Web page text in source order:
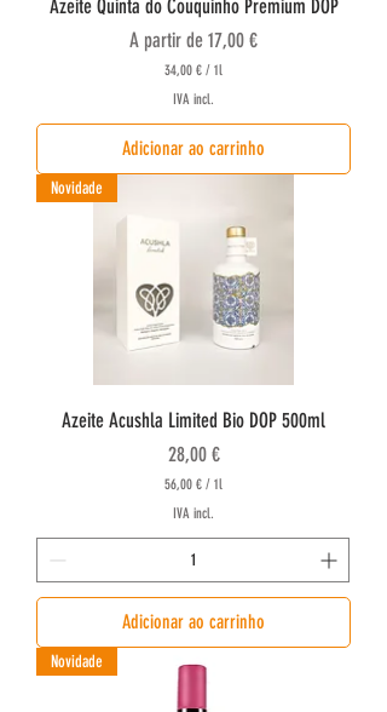
Azeite Quinta do Couquinho Premium DOP
A partir de 17,00 €
Preço promocional
34,00 € / 1l
3
4
,
0
IVA incl.
Adicionar ao carrinho
Novidade
Azeite Acushla Limited Bio DOP 500ml
Preço
28,00 €
56,00 € / 1l
5
6
,
0
0
€
IVA incl.
Adicionar ao carrinho
Novidade